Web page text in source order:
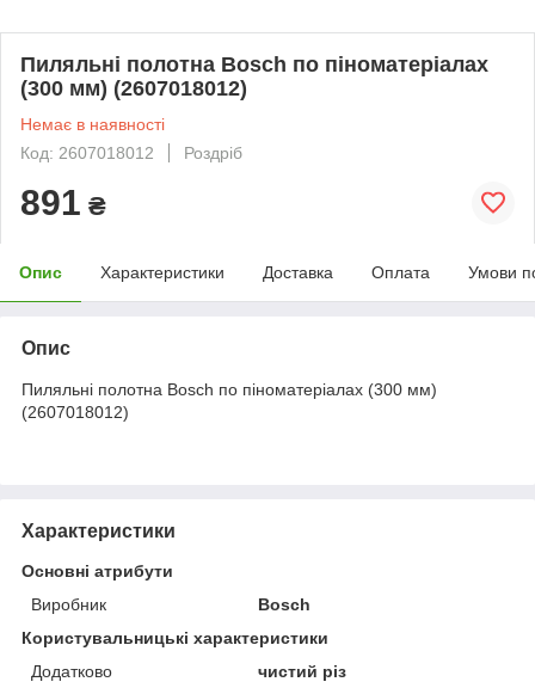
Пиляльні полотна Bosch по піноматеріалах
(300 мм) (2607018012)
Немає в наявності
Код: 2607018012
Роздріб
891 ₴
Опис Характеристики Доставка Оплата Умови
Опис
Пиляльні полотна Bosch по піноматеріалах (300 мм)
(2607018012)
Характеристики
Основні атрибути
Виробник
Bosch
Користувальницькі характеристики
Додатково
чистий різ